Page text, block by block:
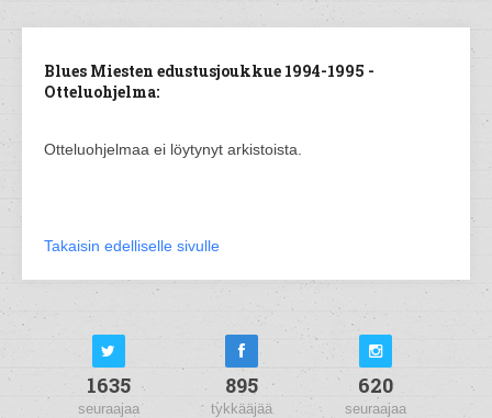
Blues Miesten edustusjoukkue 1994-1995 -
Otteluohjelma:
Otteluohjelmaa ei löytynyt arkistoista.
Takaisin edelliselle sivulle
1635
seuraajaa
895
tykkääjää
620
seuraajaa